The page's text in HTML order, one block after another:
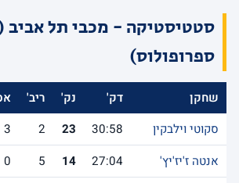
סטטיסטיקה - מכבי תל אביב
ספרופולוס)
שחקן דק' נק' ריב'
סקוטי וילבקין
30:58
23
2
3
אנטה ז'יז'יץ'
27:04
14
5
0